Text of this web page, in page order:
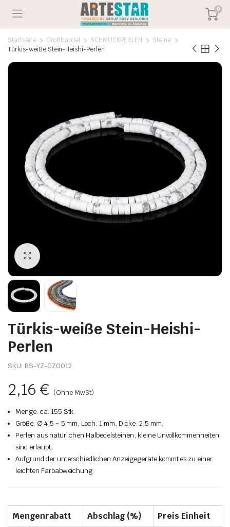
0
Startseite Großhandel SCHMUCKPERLEN
Steine
Türkis-weiße Stein-Heishi-Perlen
Türkis-weiße Stein-Heishi-
Perlen
SKU: BS-YZ-GZ0012
2,16€ (Ohne MwSt)
Menge: ca. 155 Stk.
Größe: ∅ 4,5 ~ 5 mm, Loch: 1 mm, Dicke: 2,5 mm.
Perlen aus natürlichen Halbedelsteinen, kleine Unvollkommenheiten
sind erlaubt.
Aufgrund der unterschiedlichen Anzeigegeräte kommt es zu einer
leichten Farbabweichung.
Mengenrabatt Abschlag (%)
Preis Einheit